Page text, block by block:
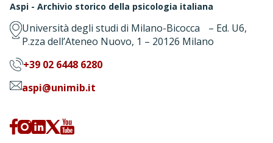
Aspi - Archivio storico della psicologia italiana
Università degli studi di Milano-Bicocca – Ed. U6,
P.zza dell’Ateneo Nuovo, 1 – 20126 Milano
+39 02 6448 6280
aspi@unimib.it